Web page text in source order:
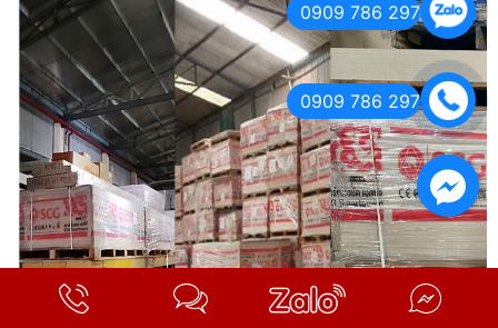
0909 786 297
0909 786 297